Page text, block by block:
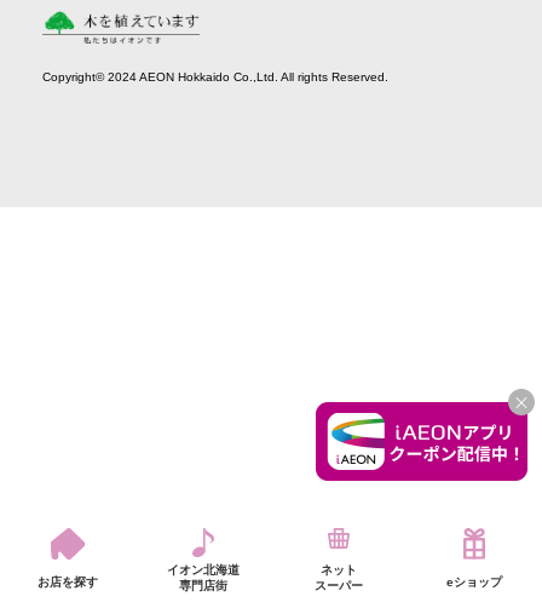
Copyright© 2024 AEON Hokkaido Co.,Ltd. All rights Reserved.
お店を探す
イオン北海道
専門店街
ネット
スーパー
eショップ